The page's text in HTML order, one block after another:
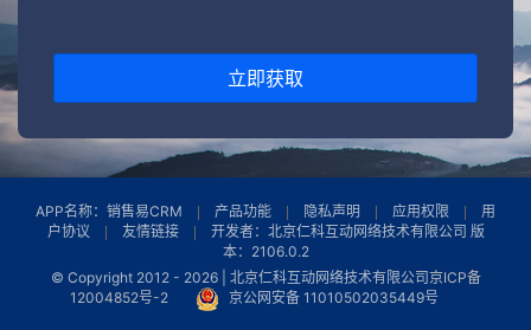
立即获取
APP名称：销售易CRM 产品功能 隐私声明 应用权限
用
户协议
友情链接
开发者：北京仁科互动网络技术有限公司 版
本：2106.0.2
© Copyright 2012 - 2026 | 北京仁科互动网络技术有限公司京ICP备
12004852号-2
京公网安备 11010502035449号